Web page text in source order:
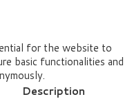
for the website to
basic functionalities and
Description